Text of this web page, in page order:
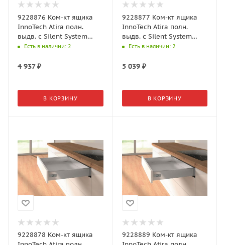
9228876 Ком-кт ящика
InnoTech Atira полн.
выдв. с Silent System
NL260, H70, серый
Есть в наличии: 2
4 937₽
В КОРЗИНУ
9228877 Ком-кт ящика
InnoTech Atira полн.
выдв. с Silent System
NL300, H70, серый
Есть в наличии: 2
5 039₽
В КОРЗИНУ
9228878 Ком-кт ящика
9228889 Ком-кт ящика